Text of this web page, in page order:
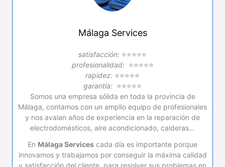
Málaga Services
satisfacción: ⭐⭐⭐⭐⭐
profesionalidad: ⭐⭐⭐⭐⭐
rapidez: ⭐⭐⭐⭐⭐
garantía: ⭐⭐⭐⭐⭐
Somos una empresa sólida en toda la provincia de
Málaga, contamos con un amplio equipo de profesionales
y nos avalan años de experiencia en la reparación de
electrodomésticos, aire acondicionado, calderas…
En Málaga Services cada día es importante porque
innovamos y trabajamos por conseguir la máxima calidad